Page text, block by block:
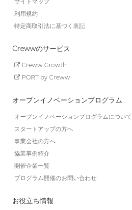
利用規約
特定商取引法に基づく表記
Crewwのサービス
Creww Growth
PORT by Creww
オープンイノベーションプログラム
オープンイノベーションプログラムについて
スタートアップの方へ
事業会社の方へ
協業事例紹介
開催企業一覧
プログラム開催のお問い合わせ
お役立ち情報